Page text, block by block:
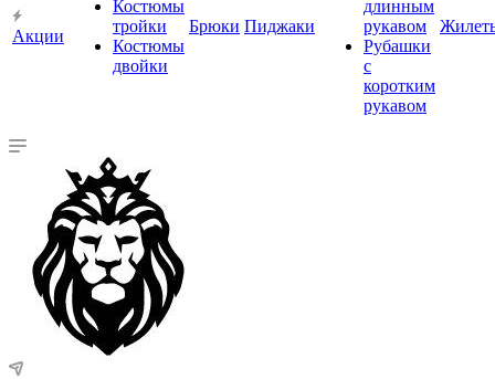
Акции
Костюмы
тройки
Костюмы
двойки
Брюки Пиджаки
длинным
рукавом
Рубашки
с
коротким
рукавом